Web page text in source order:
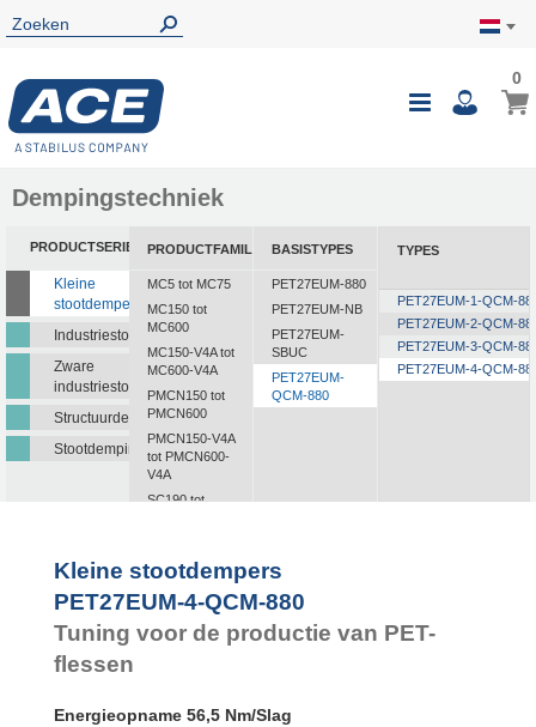
Toggle
00
Dempingstechniek
PRODUCTSERIE
Kleine
stootdempers
Industriestootdempers
Zware
industriestootdempers
Structuurdempers
Stootdempingsmatten
PRODUCTFAMILIE
MC5 tot MC75
MC150 tot
MC600
MC150-V4A tot
MC600-V4A
PMCN150 tot
PMCN600
PMCN150-V4A
tot PMCN600-
V4A
SC190 tot
SC²650
MA30 tot MA900
BASISTYPES
PET27EUM-880
PET27EUM-NB
PET27EUM-
SBUC
PET27EUM-
QCM-880
TYPES
PET27EUM-1-QCM-
PET27EUM-2-QCM-
PET27EUM-3-QCM-
PET27EUM-4-QCM-
Kleine stootdempers
PET27EUM-4-QCM-880
Tuning voor de productie van PET-
flessen
Energieopname 56,5 Nm/Slag